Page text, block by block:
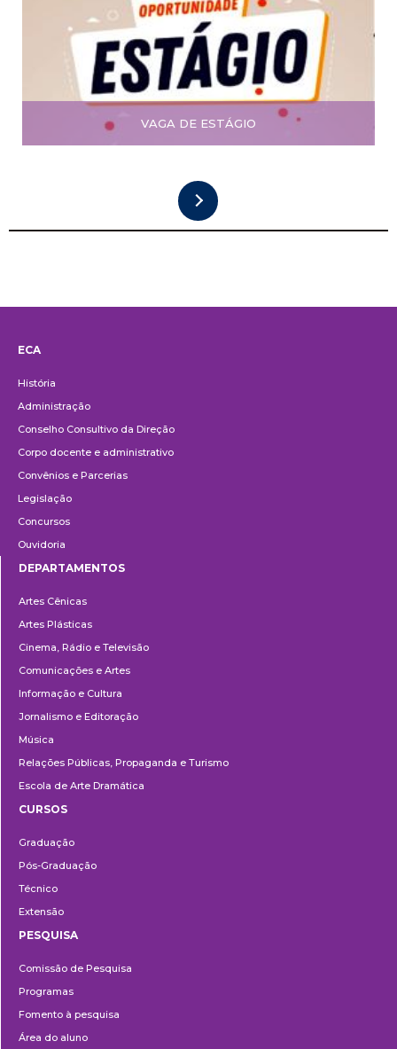
VAGA DE ESTÁGIO
ECA
História
Administração
Conselho Consultivo da Direção
Corpo docente e administrativo
Convênios e Parcerias
Legislação
Concursos
Ouvidoria
DEPARTAMENTOS
Artes Cênicas
Artes Plásticas
Cinema, Rádio e Televisão
Comunicações e Artes
Informação e Cultura
Jornalismo e Editoração
Música
Relações Públicas, Propaganda e Turismo
Escola de Arte Dramática
CURSOS
Graduação
Pós-Graduação
Técnico
Extensão
PESQUISA
Comissão de Pesquisa
Programas
Fomento à pesquisa
Área do aluno